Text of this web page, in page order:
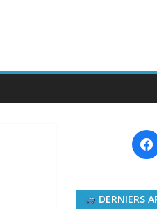
DERNIERS